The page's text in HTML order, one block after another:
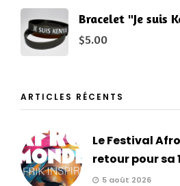
Bracelet "Je suis
$5.00
ARTICLES RÉCENTS
Le Festival
retour pour sa
5 août 2026